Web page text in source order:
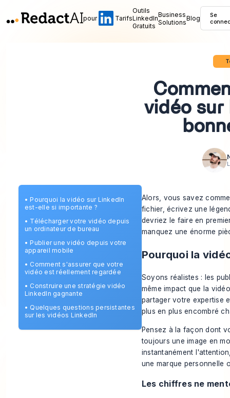
pour Tarifs
Outils
LinkedIn
Gratuits
Business
SolutionsBlog
Se
vidéo sur
• Pourquoi la vidéo sur LinkedIn
est-elle si importante ?
• Télécharger votre vidéo depuis
un ordinateur de bureau
• Publier une vidéo depuis votre
appareil mobile
• Comment s'assurer que votre
vidéo est réellement regardée
• Construire une stratégie vidéo
LinkedIn gagnante
• Quelques questions persistantes
sur les vidéos LinkedIn
Alors, vous savez
fichier, écrivez une
devriez le faire en
manquez une énorme
Pourquoi la
Soyons réalistes : les
même impact que la
partager votre expertise
plus en plus encombré
Pensez à la façon dont
toujours une image en
instantanément
une marque personnelle
Les chiffres ne